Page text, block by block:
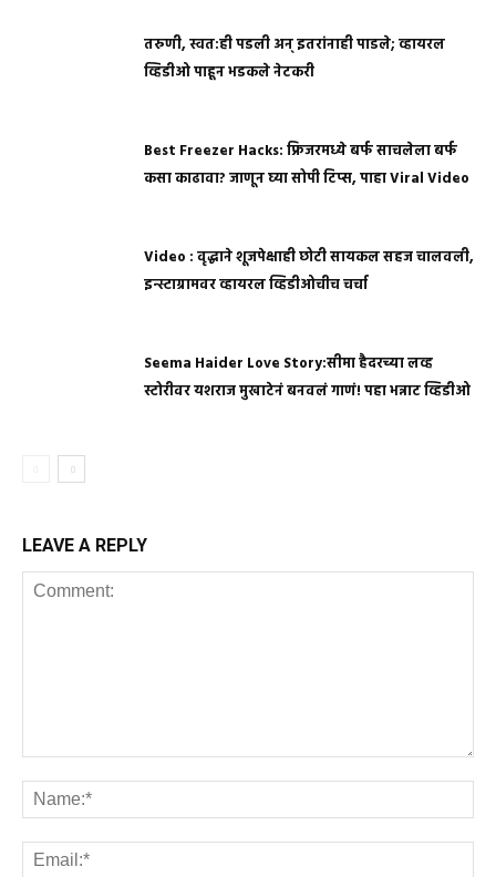
तरुणी, स्वत:ही पडली अन् इतरांनाही पाडले; व्हायरल
व्हिडीओ पाहून भडकले नेटकरी
Best Freezer Hacks: फ्रिजरमध्ये बर्फ साचलेला बर्फ
कसा काढावा? जाणून घ्या सोपी टिप्स, पाहा Viral Video
Video : वृद्धाने शूजपेक्षाही छोटी सायकल सहज चालवली,
इन्स्टाग्रामवर व्हायरल व्हिडीओचीच चर्चा
Seema Haider Love Story:सीमा हैदरच्या लव्ह
स्टोरीवर यशराज मुखाटेनं बनवलं गाणं! पहा भन्नाट व्हिडीओ
LEAVE A REPLY